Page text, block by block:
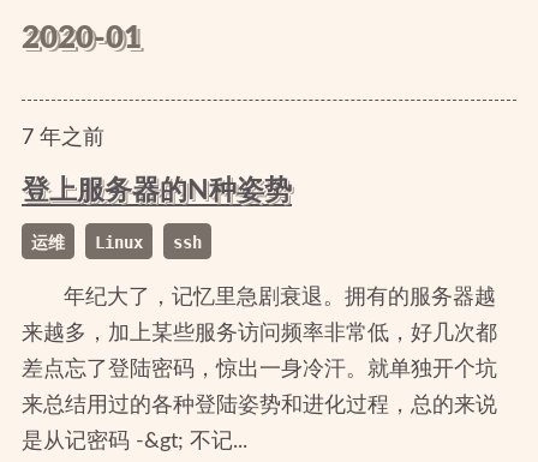
2020-01
7年之前
登上服务器的N种姿势
运维 Linux ssh
年纪大了，记忆里急剧衰退。拥有的服务器越
来越多，加上某些服务访问频率非常低，好几次都
差点忘了登陆密码，惊出一身冷汗。就单独开个坑
来总结用过的各种登陆姿势和进化过程，总的来说
是从记密码 -&gt; 不记...